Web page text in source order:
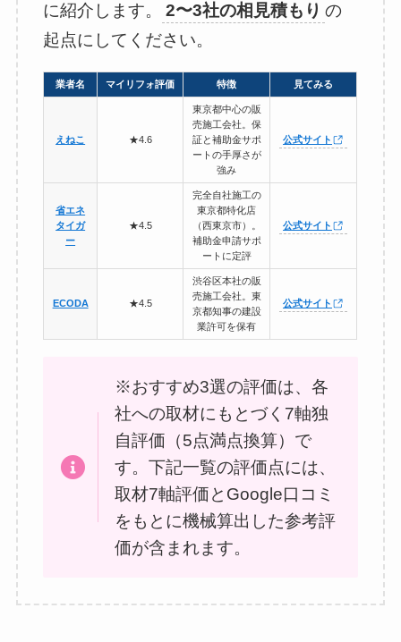
に紹介します。
2〜3社の相見積もり の
起点にしてください。
業者名 マイリフォ評価 特徴 見てみる
えねこ ★4.6
東京都中心の販
売施工会社。保
証と補助金サポ
ートの手厚さが
強み
公式サイト
省エネ
タイガ
ー
★4.5
完全自社施工の
東京都特化店
（西東京市）。
補助金申請サポ
ートに定評
公式サイト
ECODA ★4.5
渋谷区本社の販
売施工会社。東
京都知事の建設
業許可を保有
公式サイト
※おすすめ3選の評価は、各
社への取材にもとづく7軸独
自評価（5点満点換算）で
す。下記一覧の評価点には、
取材7軸評価とGoogle口コミ
をもとに機械算出した参考評
価が含まれます。